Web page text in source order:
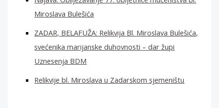
Miroslava Bulešića
ZADAR, BELAFUŽA: Relikvija Bl. Miroslava Bulešića,
svećenika marijanske duhovnosti – dar župi
Uznesenja BDM
Relikvije bl. Miroslava u Zadarskom sjemeništu